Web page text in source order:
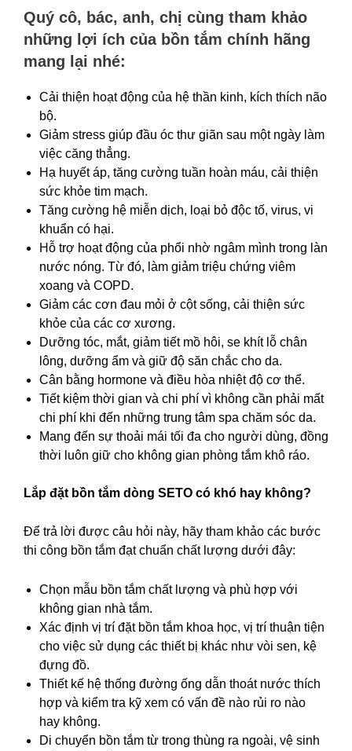
Quý cô, bác, anh, chị cùng tham khảo
những l ợi ích của bồn tắm chính hãng
mang lại nhé:
Cải thiện hoạt động của hệ thần kinh, kích thích não
bộ.
Giảm stress giúp đầu óc thư giãn sau một ngày làm
việc căng thẳng.
Hạ huyết áp, tăng cường tuần hoàn máu, cải thiện
sức khỏe tim mạch.
Tăng cường hệ miễn dịch, loại bỏ độc tố, virus, vi
khuẩn có hại.
Hỗ trợ hoạt động của phổi nhờ ngâm mình trong làn
nước nóng. Từ đó, làm giảm triệu chứng viêm
xoang và COPD.
Giảm các cơn đau mỏi ở cột sống, cải thiện sức
khỏe của các cơ xương.
Dưỡng tóc, mắt, giảm tiết mồ hôi, se khít lỗ chân
lông, dưỡng ẩm và giữ độ săn chắc cho da.
Cân bằng hormone và điều hòa nhiệt độ cơ thể.
Tiết kiệm thời gian và chi phí vì không cần phải mất
chi phí khi đến những trung tâm spa chăm sóc da.
Mang đến sự thoải mái tối đa cho người dùng, đồng
thời luôn giữ cho không gian phòng tắm khô ráo.
Lắp đặt bồn tắm dòng SETO có khó hay không?
Để trả lời được câu hỏi này, hãy tham khảo các bước
thi công bồn tắm đạt chuẩn chất lượng dưới đây:
Chọn mẫu bồn tắm chất lượng và phù hợp với
không gian nhà tắm.
Xác định vị trí đặt bồn tắm khoa học, vị trí thuận tiện
cho việc sử dụng các thiết bị khác như vòi sen, kệ
đựng đồ.
Thiết kế hệ thống đường ống dẫn thoát nước thích
hợp và kiểm tra kỹ xem có vấn đề nào rủi ro nào
hay không.
Di chuyển bồn tắm từ trong thùng ra ngoài, vệ sinh